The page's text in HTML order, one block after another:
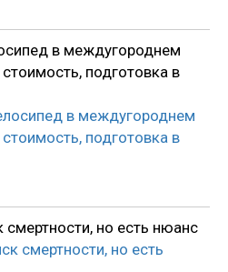
в междугороднем
подготовка в
но есть нюанс